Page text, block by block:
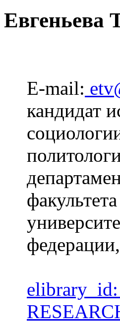
Евгеньева
E-mail:
кандидат